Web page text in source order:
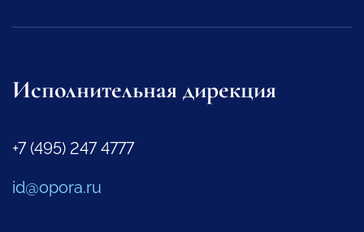
Исполнительная дирекция
+7 (495) 247 4777
id@opora.ru